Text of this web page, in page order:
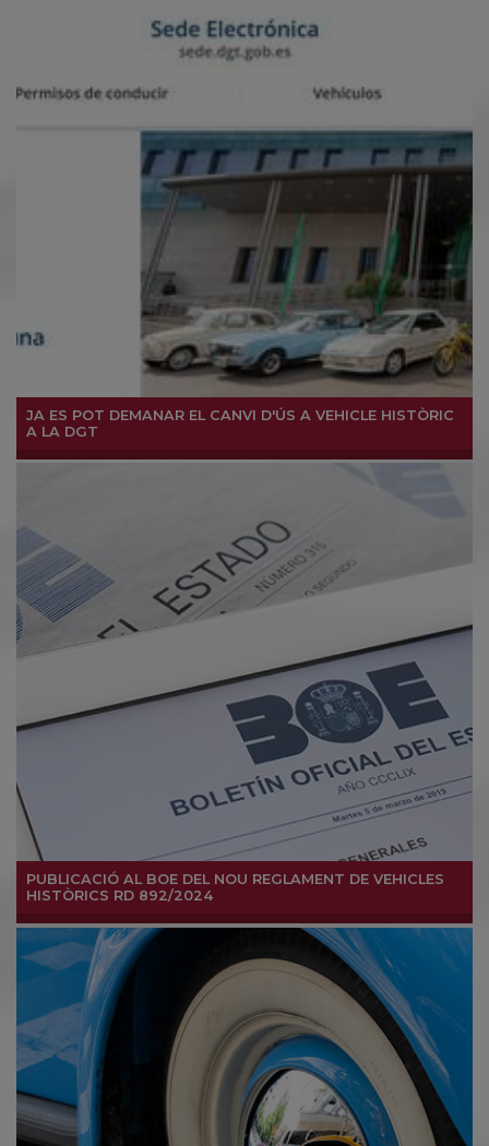
JA ES POT DEMANAR EL CANVI D'ÚS A VEHICLE HISTÒRIC
A LA DGT
PUBLICACIÓ AL BOE DEL NOU REGLAMENT DE VEHICLES
HISTÒRICS RD 892/2024